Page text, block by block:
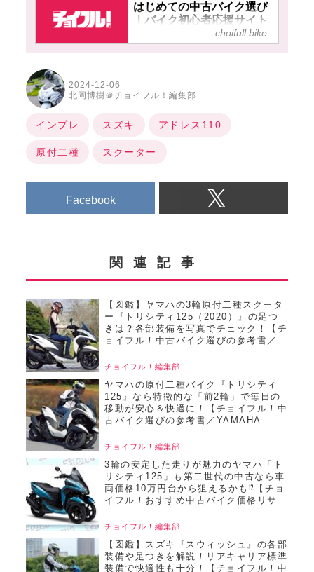
はじめての中古バイク選び
｜バイク初心者応援サイト
【チョイフル！】choifull.bike
2024-12-06
北岡博樹＠チョイフル！編集部
インプレ スズキ アドレス110
原付二種 スクーター
Facebook
関連記事
【図鑑】ヤマハの3輪原付二種スクータ
ー『トリシティ125（2020）』の足つ
きは？各部装備を写真でチェック！【チ
ョイフル！中古バイク選びの参考書／
チョイフル！編集部
ヤマハの原付二種バイク『トリシティ
125』なら特徴的な「前2輪」で毎日の
移動が安心＆快適に！【チョイフル！中
古バイク選びの参考書／YAMAHA
チョイフル！編集部
3輪の安定した走りが魅力のヤマハ「ト
リシティ125」も第二世代の中古なら車
両価格10万円台から狙えるかも⁉【チョ
イフル！おすすめ中古バイク価格リサー
チョイフル！編集部
【図鑑】スズキ『スウィッシュ』の各部
装備や足つきを解説！リアキャリア標準
装備で快適性も十分！【チョイフル！中